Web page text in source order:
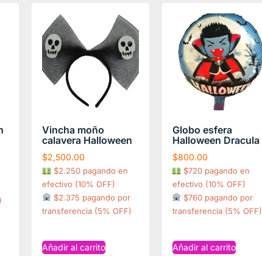
Vincha moño
calavera Halloween
$2,500.00
$2.250 pagando en
efectivo (10% OFF)
$2.375 pagando por
transferencia (5% OFF)
Añadir al carrito
Globo esfera
Halloween Dracula
$800.00
$720 pagando en
efectivo (10% OFF)
$760 pagando por
transferencia (5% OFF)
Añadir al carrito